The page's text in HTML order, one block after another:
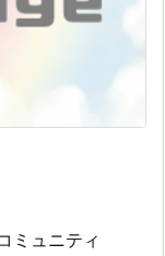
ミュニティ